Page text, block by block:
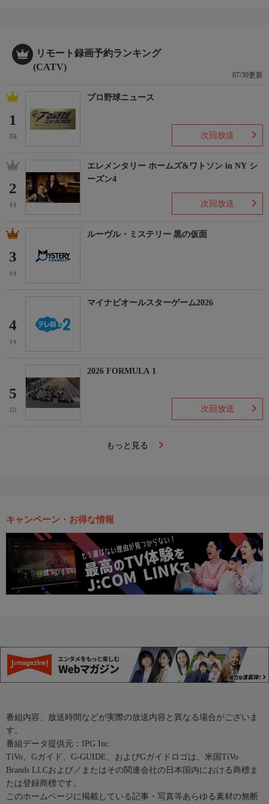
リモート録画予約ランキング
(CATV)
07/30更新
1
(5)
プロ野球ニュース
次回放送
2
(-)
エレメンタリー ホームズ&ワトソン in NY シ
ーズン4
次回放送
3
(-)
ルーヴル・ミステリー 黒の仮面
4
(-)
マイナビオールスターゲーム2026
5
(2)
2026 FORMULA 1
次回放送
もっと見る
キャンペーン・お得な情報
番組内容、放送時間などが実際の放送内容と異なる場合がございま
す。
番組データ提供元：IPG Inc.
TiVo、Gガイド、G-GUIDE、およびGガイドロゴは、米国TiVo
Brands LLCおよび／またはその関連会社の日本国内における商標ま
たは登録商標です。
このホームページに掲載している記事・写真等あらゆる素材の無断